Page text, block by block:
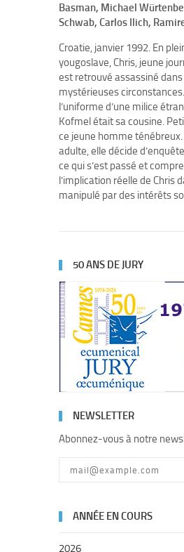
Basman, Michael
Schwab, Carlos Ilich,
Croatie, janvier 1992. En
yougoslave, Chris, jeune
est retrouvé assassiné dans
mystérieuses
l’uniforme d’une milice
Kofmel était sa cousine.
ce jeune homme
adulte, elle décide
ce qui s’est passé et
l’implication réelle de Chris
manipulé par des intérêts
50 ANS DE JURY
NEWSLETTER
Abonnez-vous à notre
ANNÉE EN COURS
2026